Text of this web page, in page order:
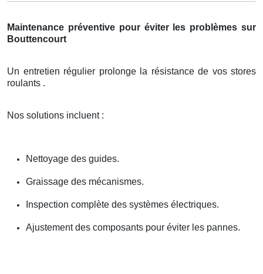
Maintenance préventive pour éviter les problèmes sur
Bouttencourt
Un entretien régulier prolonge la résistance de vos stores
roulants .
Nos solutions incluent :
Nettoyage des guides.
Graissage des mécanismes.
Inspection complète des systèmes électriques.
Ajustement des composants pour éviter les pannes.